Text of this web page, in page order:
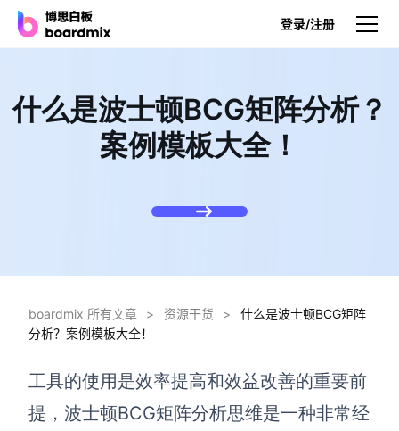
登录/注册
产品
博思白板
博思白板离线版
博思设计
一体化产品设计工具
什么是波士顿BCG矩阵分析？
案例模板大全！
boardmix 所有文章 > 资源干货 >
什么是波士顿BCG矩阵
分析？案例模板大全！
工具的使用是效率提高和效益改善的重要前
提， 波士顿BCG矩阵分析思维是一种非常经